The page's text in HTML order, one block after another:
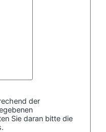
der
Sie daran bitte die